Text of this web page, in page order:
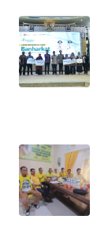
WN
SAMOSIR
WN
WN
SUMEDANG
WN